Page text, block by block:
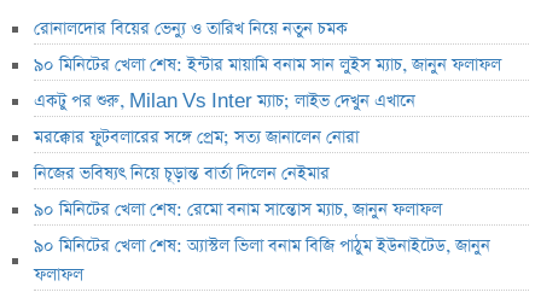
রোনালদোর বিয়ের ভেন্যু ও তারিখ নিয়ে নতুন চমক
৯০ মিনিটের খেলা শেষ: ইন্টার মায়ামি বনাম সান লুইস ম্যাচ, জানুন ফলাফল
একটু পর শুরু, Milan Vs Inter ম্যাচ; লাইভ দেখুন এখানে
মরক্কোর ফুটবলারের সঙ্গে প্রেম; সত্য জানালেন নোরা
নিজের ভবিষ্যৎ নিয়ে চূড়ান্ত বার্তা দিলেন নেইমার
৯০ মিনিটের খেলা শেষ: রেমো বনাম সান্তোস ম্যাচ, জানুন ফলাফল
৯০ মিনিটের খেলা শেষ: অ্যাস্টল ভিলা বনাম বিজি পাঠুম ইউনাইটেড, জানুন
ফলাফল